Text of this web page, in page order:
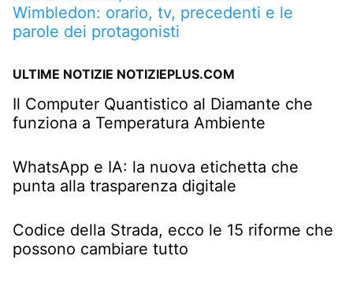
Wimbledon: orario, tv, precedenti e le
parole dei protagonisti
ULTIME NOTIZIE NOTIZIEPLUS.COM
Il Computer Quantistico al Diamante che
funziona a Temperatura Ambiente
WhatsApp e IA: la nuova etichetta che
punta alla trasparenza digitale
Codice della Strada, ecco le 15 riforme che
possono cambiare tutto